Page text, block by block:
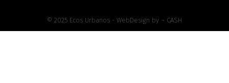
© 2025 Ecos Urbanos - WebDesign by ¬ CASH